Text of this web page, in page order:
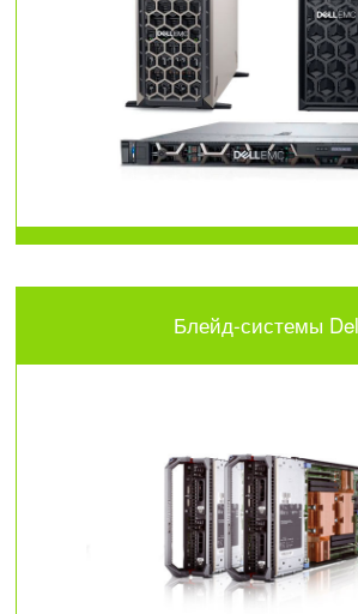
Блейд-системы